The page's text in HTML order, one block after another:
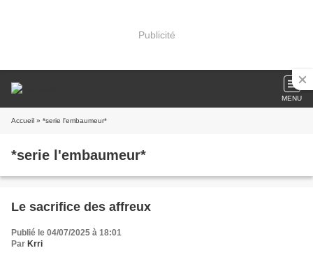
Publicité
MENU
Accueil » *serie l'embaumeur*
*serie l'embaumeur*
Le sacrifice des affreux
Publié le 04/07/2025 à 18:01
Par Krri